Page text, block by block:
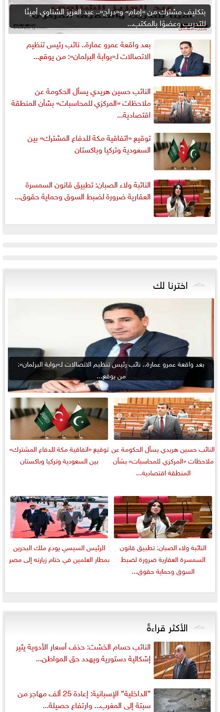
بتكليف مشترك من «إمام» و«دراج».. عبد العزيز الشناوي أمينًا
للتدريب وعضوًا بالمكتب...
بعد واقعة عمرو عمارة.. نائب رئيس تنظيم
الاتصالات لـ«بوابة البرلمان»: من يوقع...
النائب حسين هريدي يسأل الحكومة عن
ملاحظات «المركزي للمحاسبات» بشأن المنطقة
اقتصادية...
توقيع «اتفاقية مكة للدفاع المشترك» بين
السعودية وتركيا وباكستان
النائبة ولاء الصبان: تطبيق قانون السمسرة
العقارية ضرورة لضبط السوق وحماية حقوق...
اخترنا لك
بعد واقعة عمرو عمارة.. نائب رئيس تنظيم الاتصالات لـ«بوابة البرلمان»:
من يوقع...
النائب حسين هريدي يسأل الحكومة عن
ملاحظات «المركزي للمحاسبات» بشأن
المنطقة اقتصادية...
توقيع «اتفاقية مكة للدفاع المشترك»
بين السعودية وتركيا وباكستان
النائبة ولاء الصبان: تطبيق قانون
السمسرة العقارية ضرورة لضبط
السوق وحماية حقوق...
الرئيس السيسي يودع ملك البحرين
بمطار العلمين في ختام زيارته إلى مصر
الأكثر قراءةً
النائب حسام الخشت: حذف أسعار الأدوية يثير
إشكالية دستورية ويهدد حق المواطن...
”الداخلية” الإسبانية: إعادة 25 ألف مهاجر من
سبتة إلى المغرب... وارتفاع حصيلة...